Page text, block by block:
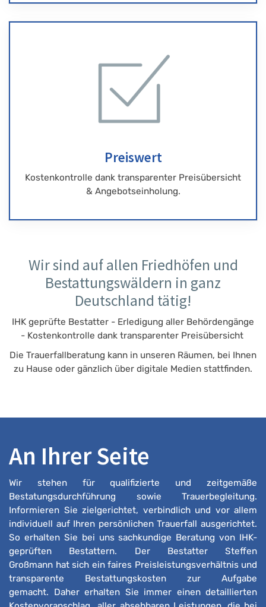
Preiswert
Kostenkontrolle dank transparenter Preisübersicht
& Angebotseinholung.
Wir sind auf allen Friedhöfen und
Bestattungswäldern in ganz
Deutschland tätig!
IHK geprüfte Bestatter - Erledigung aller Behördengänge
- Kostenkontrolle dank transparenter Preisübersicht
Die Trauerfallberatung kann in unseren Räumen, bei Ihnen
zu Hause oder gänzlich über digitale Medien stattfinden.
An Ihrer Seite
Wir stehen für qualifizierte und zeitgemäße
Bestatungsdurchführung sowie Trauerbegleitung.
Informieren Sie zielgerichtet, verbindlich und vor allem
individuell auf Ihren persönlichen Trauerfall ausgerichtet.
So erhalten Sie bei uns sachkundige Beratung von IHK-
geprüften Bestattern. Der Bestatter Steffen
Großmann hat sich ein faires Preisleistungsverhältnis und
transparente Bestattungskosten zur Aufgabe
gemacht. Daher erhalten Sie immer einen detaillierten